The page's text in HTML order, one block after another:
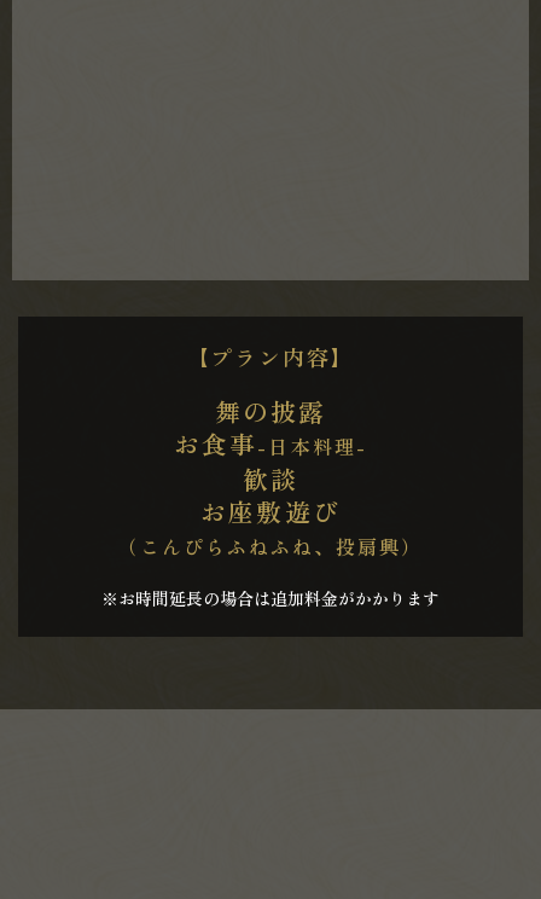
【プラン内容】
舞の披露
お食事-日本料理-
歓談
お座敷遊び
（こんぴらふねふね、投扇興）
※お時間延長の場合は追加料金がかかります